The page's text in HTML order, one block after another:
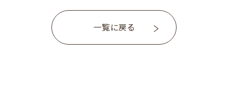
一覧に戻る